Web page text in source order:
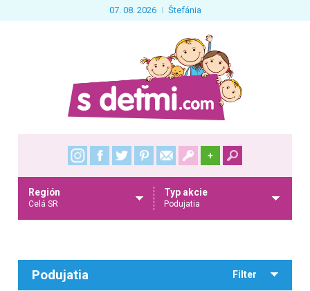
07. 08. 2026 Štefánia
+
Región
Celá SR
Typ akcie
Podujatia
Podujatia Filter